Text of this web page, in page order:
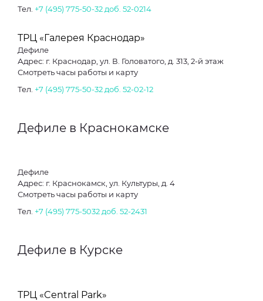
Тел. +7 (495) 775-50-32 доб. 52-0214
ТРЦ «Галерея Краснодар»
Дефиле
Адрес: г. Краснодар, ул. В. Головатого, д. 313, 2-й этаж
Смотреть часы работы и карту
Тел. +7 (495) 775-50-32 доб. 52-02-12
Дефиле в Краснокамске
Дефиле
Адрес: г. Краснокамск, ул. Культуры, д. 4
Смотреть часы работы и карту
Тел. +7 (495) 775-5032 доб. 52-2431
Дефиле в Курске
ТРЦ «Central Park»